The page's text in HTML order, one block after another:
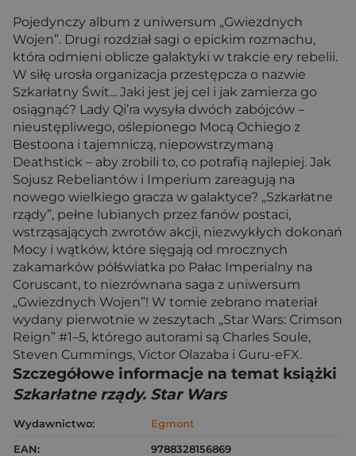
Pojedynczy album z uniwersum „Gwiezdnych
Wojen”. Drugi rozdział sagi o epickim rozmachu,
która odmieni oblicze galaktyki w trakcie ery rebelii.
W siłę urosła organizacja przestępcza o nazwie
Szkarłatny Świt... Jaki jest jej cel i jak zamierza go
osiągnąć? Lady Qi’ra wysyła dwóch zabójców –
nieustępliwego, oślepionego Mocą Ochiego z
Bestoona i tajemniczą, niepowstrzymaną
Deathstick – aby zrobili to, co potrafią najlepiej. Jak
Sojusz Rebeliantów i Imperium zareagują na
nowego wielkiego gracza w galaktyce? „Szkarłatne
rządy”, pełne lubianych przez fanów postaci,
wstrząsających zwrotów akcji, niezwykłych dokonań
Mocy i wątków, które sięgają od mrocznych
zakamarków półświatka po Pałac Imperialny na
Coruscant, to niezrównana saga z uniwersum
„Gwiezdnych Wojen”! W tomie zebrano materiał
wydany pierwotnie w zeszytach „Star Wars: Crimson
Reign” #1–5, którego autorami są Charles Soule,
Steven Cummings, Victor Olazaba i Guru-eFX.
Szczegółowe informacje na temat książki
Szkarłatne rządy. Star Wars
Wydawnictwo:
Egmont
EAN:
9788328156869